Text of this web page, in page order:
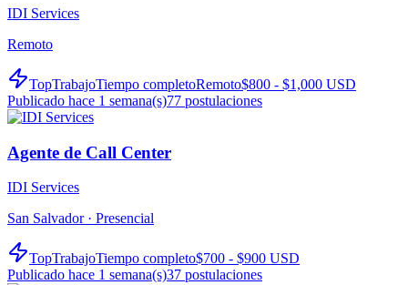
IDI Services
Remoto
TopTrabajoTiempo completoRemoto$800 - $1,000 USD
Publicado hace 1 semana(s)77 postulaciones
Agente de Call Center
IDI Services
San Salvador · Presencial
TopTrabajoTiempo completo$700 - $900 USD
Publicado hace 1 semana(s)37 postulaciones